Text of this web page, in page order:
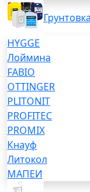
Грунтовка
HYGGE
Лоймина
FABIO
OTTINGER
PLITONIT
PROFITEC
PROMIX
Кнауф
Литокол
МАПЕИ